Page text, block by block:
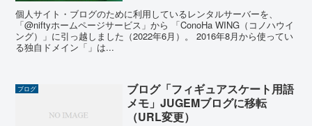
個人サイト・ブログのために利用しているレンタルサーバーを、
「@niftyホームページサービス」から 「ConoHa WING（コノハウイ
ング）」に引っ越しました（2022年6月）。 2016年8月から使ってい
る独自ドメイン「」は...
ブログ
ブログ「フィギュアスケート用語
メモ」JUGEMブログに移転
（URL変更）